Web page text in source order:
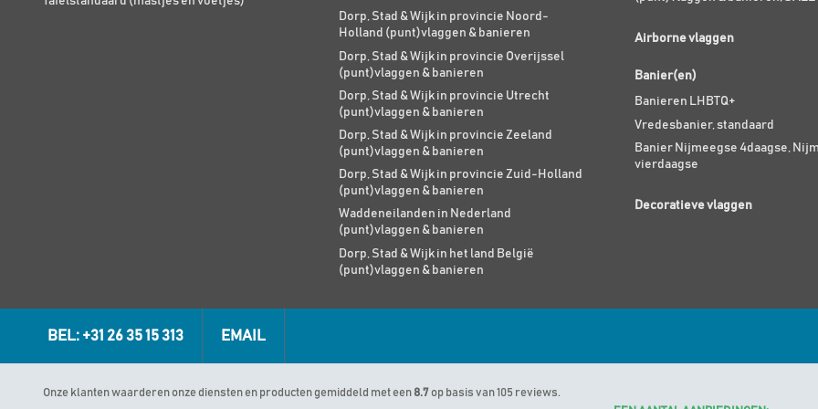
Dorp, Stad & Wijk in provincie Noord-
Holland (punt)vlaggen & banieren
Dorp, Stad & Wijk in provincie Overijssel
(punt)vlaggen & banieren
Dorp, Stad & Wijk in provincie Utrecht
(punt)vlaggen & banieren
Dorp, Stad & Wijk in provincie Zeeland
(punt)vlaggen & banieren
Dorp, Stad & Wijk in provincie Zuid-Holland
(punt)vlaggen & banieren
Waddeneilanden in Nederland
(punt)vlaggen & banieren
Dorp, Stad & Wijk in het land België
(punt)vlaggen & banieren
Airborne vlaggen
Banier(en)
Banieren LHBTQ+
Vredesbanier, standaard
Banier Nijmeegse 4daagse,
vierdaagse
Decoratieve vlaggen
BEL: +31 26 35 15 313 EMAIL
Onze klanten waarderen onze diensten en producten gemiddeld met een 8.7 op basis van 105 reviews.